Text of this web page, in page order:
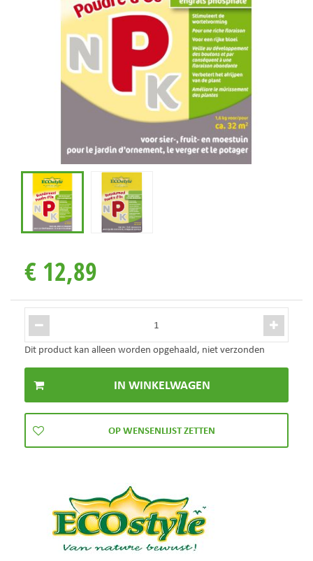
€ 12,89
Dit product kan alleen worden opgehaald, niet verzonden